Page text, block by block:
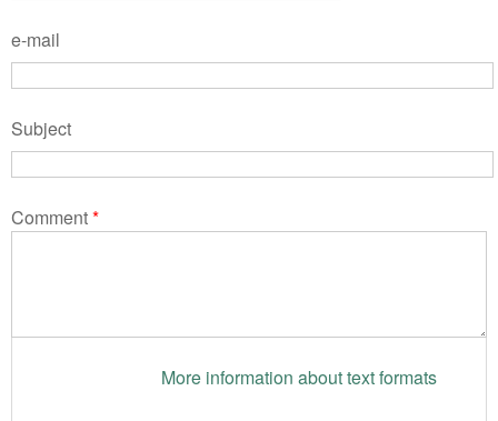
e-mail
Subject
Comment*
More information about text formats